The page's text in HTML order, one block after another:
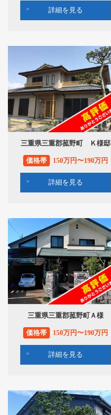
詳細を見る
三重県三重郡菰野町 Ｋ様邸
価格帯 150万円〜190万円
詳細を見る
三重県三重郡菰野町Ａ様
価格帯 150万円〜190万円
詳細を見る